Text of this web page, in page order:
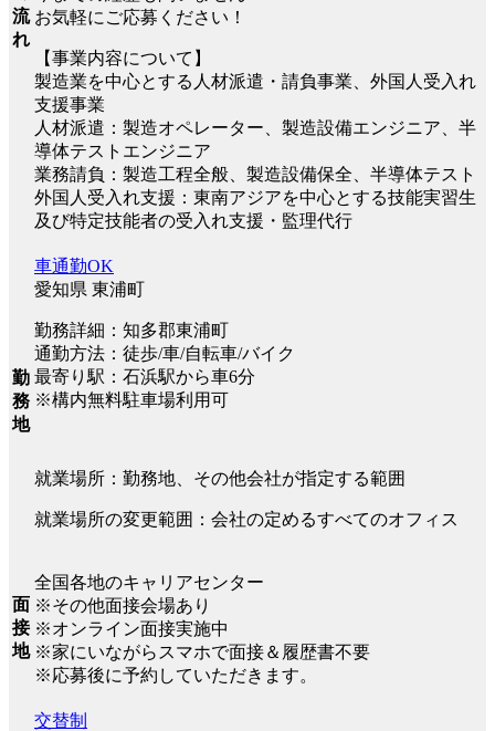
流
れ
お気軽にご応募ください！
【事業内容について】
製造業を中心とする人材派遣・請負事業、外国人受入れ
支援事業
人材派遣：製造オペレーター、製造設備エンジニア、半
導体テストエンジニア
業務請負：製造工程全般、製造設備保全、半導体テスト
外国人受入れ支援：東南アジアを中心とする技能実習生
及び特定技能者の受入れ支援・監理代行
勤
務
地
車通勤OK
愛知県 東浦町
勤務詳細：知多郡東浦町
通勤方法：徒歩/車/自転車/バイク
最寄り駅：石浜駅から車6分
※構内無料駐車場利用可
就業場所：勤務地、その他会社が指定する範囲
就業場所の変更範囲：会社の定めるすべてのオフィス
面
接
地
全国各地のキャリアセンター
※その他面接会場あり
※オンライン面接実施中
※家にいながらスマホで面接＆履歴書不要
※応募後に予約していただきます。
交替制